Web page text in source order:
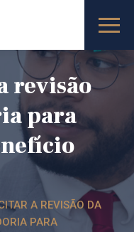
revisão
para
A REVISÃO DA
PARA